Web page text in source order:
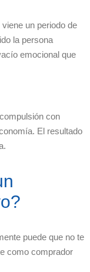
un periodo de
la persona
emocional que
con
El resultado
puede que no te
como comprador